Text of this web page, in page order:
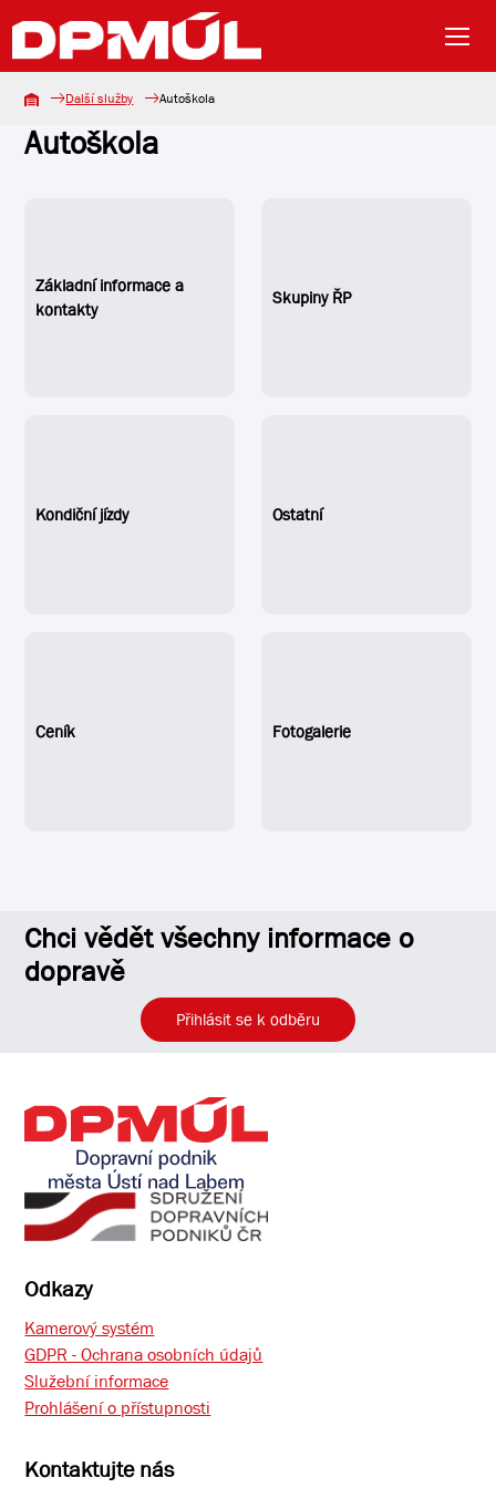
Další služby Autoškola
Autoškola
Základní informace a
kontakty
Skupiny ŘP
Kondiční jízdy Ostatní
Ceník Fotogalerie
Chci vědět všechny informace o
dopravě
Přihlásit se k odběru
Odkazy
Kamerový systém
GDPR - Ochrana osobních údajů
Služební informace
Prohlášení o přístupnosti
Kontaktujte nás